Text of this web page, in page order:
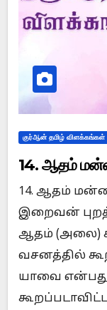
குர்ஆன் தமிழ் விளக்கங்கள்
14. ஆதம்
14. ஆதம்
இறைவன்
ஆதம் (அலை)
வசனத்தில்
யாவை